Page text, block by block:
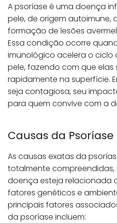
A psoríase é uma doença
pele, de origem autoimune,
formação de lesões
Essa condição ocorre
imunológico acelera o ciclo
pele, fazendo com que elas
rapidamente na superfície.
seja contagiosa, seu
para quem convive com a
Causas da Psoríase
As causas exatas da
totalmente
doença esteja relacionada
fatores genéticos e
principais fatores
da psoríase incluem: